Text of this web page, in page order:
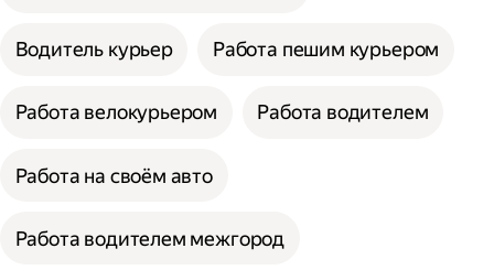
Водитель курьер Работа пешим курьером
Работа велокурьером Работа водителем
Работа на своём авто
Работа водителем межгород